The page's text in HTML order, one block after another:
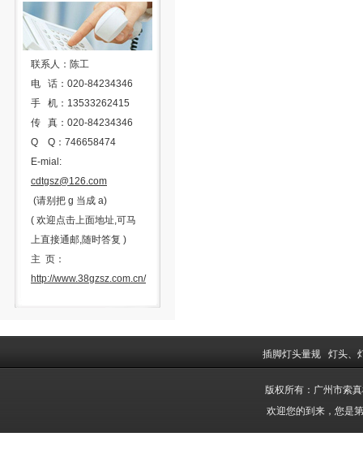
联系人：陈工
电 话：020-84234346
手 机：13533262415
传 真：020-84234346
Q Q：746658474
E-mial:
cdtgsz@126.com
(请别把 g 当成 a)
( 欢迎点击上面地址,可马
上直接通邮,随时答复 )
主 页：
http://www.38gzsz.com.cn/
插脚灯头量规 灯头、
版权所有：广州市索
欢迎您的到来，您是第